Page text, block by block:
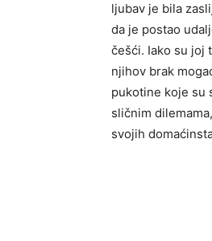
ljubav je bila
da je postao
češći. Iako su joj
njihov brak
pukotine koje su
sličnim
svojih